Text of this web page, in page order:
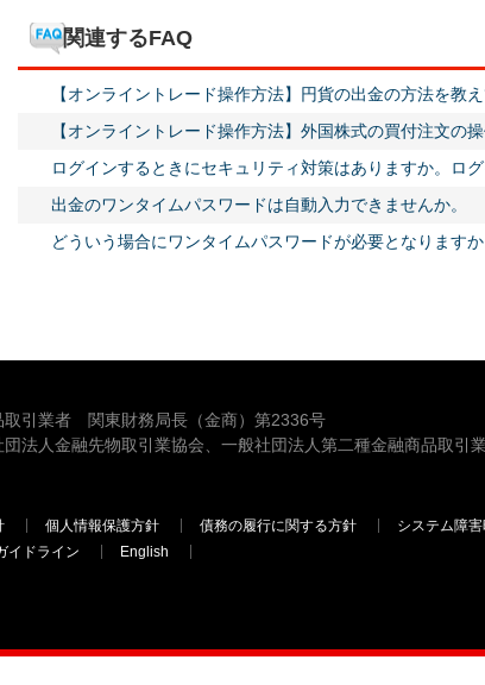
関連するFAQ
【オンライントレード操作方法】円貨の出金の方法を教え
【オンライントレード操作方法】外国株式の買付注文の
ログインするときにセキュリティ対策はありますか。ロ
出金のワンタイムパスワードは自動入力できませんか。
どういう場合にワンタイムパスワードが必要となりますか
引業者 関東財務局長（金商）第2336号
法人金融先物取引業協会、一般社団法人第二種金融商品取引
個人情報保護方針 債務の履行に関する方針 システム障
イドライン English